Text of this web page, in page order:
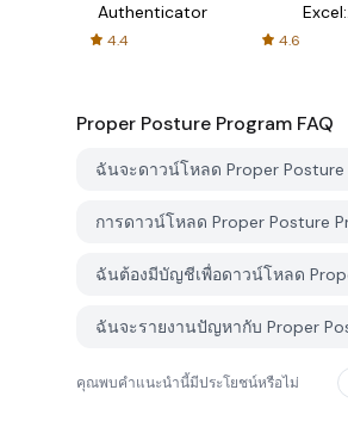
Authenticator
4.4
Excel:
4.6
Proper Posture Program FAQ
ฉันจะดาวน์โหลด Proper Posture
การดาวน์โหลด Proper Posture
ฉันต้องมีบัญชีเพื่อดาวน์โหลด
ฉันจะรายงานปัญหากับ Proper
คุณพบคำแนะนำนี้มีประโยชน์หรือไม่